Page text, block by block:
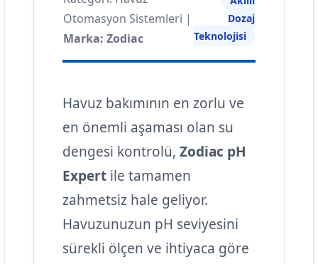
Otomasyon Sistemleri |
Marka: Zodiac
Dozaj
Teknolojisi
Havuz bakımının en zorlu ve
en önemli aşaması olan su
dengesi kontrolü, Zodiac pH
Expert ile tamamen
zahmetsiz hale geliyor.
Havuzunuzun pH seviyesini
sürekli ölçen ve ihtiyaca göre